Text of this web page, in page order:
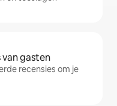
gasten
recensies om je